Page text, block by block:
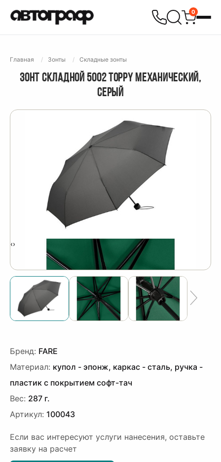
0
Главная Зонты Складные зонты
ЗОНТ СКЛАДНОЙ 5002 TOPPY МЕХАНИЧЕСКИЙ,
СЕРЫЙ
‹›
Бренд: FARE
Материал: купол - эпонж, каркас - сталь, ручка -
пластик с покрытием софт-тач
Вес: 287 г.
Артикул: 100043
Если вас интересуют услуги нанесения, оставьте
заявку на расчет